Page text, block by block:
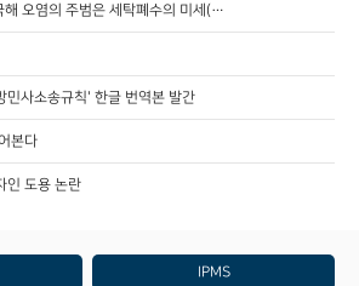
해 오염의 주범은 세탁폐수의 미세(…
민사소송규칙' 한글 번역본 발간
본다
인 도용 논란
IPMS